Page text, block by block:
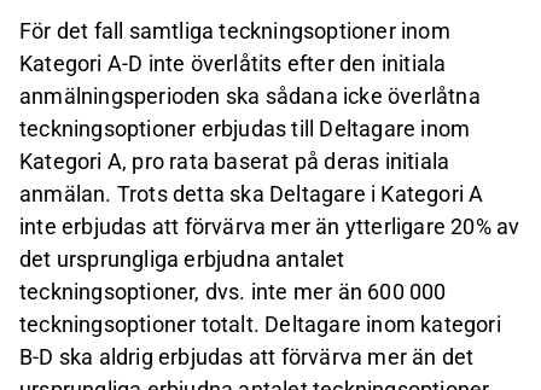
För det fall samtliga teckningsoptioner inom
Kategori A-D inte överlåtits efter den initiala
anmälningsperioden ska sådana icke överlåtna
teckningsoptioner erbjudas till Deltagare inom
Kategori A, pro rata baserat på deras initiala
anmälan. Trots detta ska Deltagare i Kategori A
inte erbjudas att förvärva mer än ytterligare 20% av
det ursprungliga erbjudna antalet
teckningsoptioner, dvs. inte mer än 600 000
teckningsoptioner totalt. Deltagare inom kategori
B-D ska aldrig erbjudas att förvärva mer än det